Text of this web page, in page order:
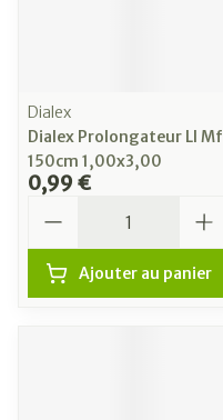
Dialex
Dialex Prolongateur Ll Mf
150cm 1,00x3,00
0,99 €
Ajouter au panier